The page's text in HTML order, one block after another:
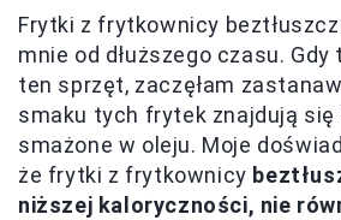
Frytki z frytkownicy
mnie od dłuższego czasu. Gdy
ten sprzęt, zaczęłam
smaku tych frytek znajdują się
smażone w oleju. Moje
że frytki z frytkownicy
niższej kaloryczności, nie